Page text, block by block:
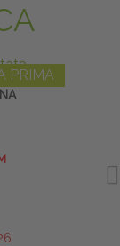
PRIMA